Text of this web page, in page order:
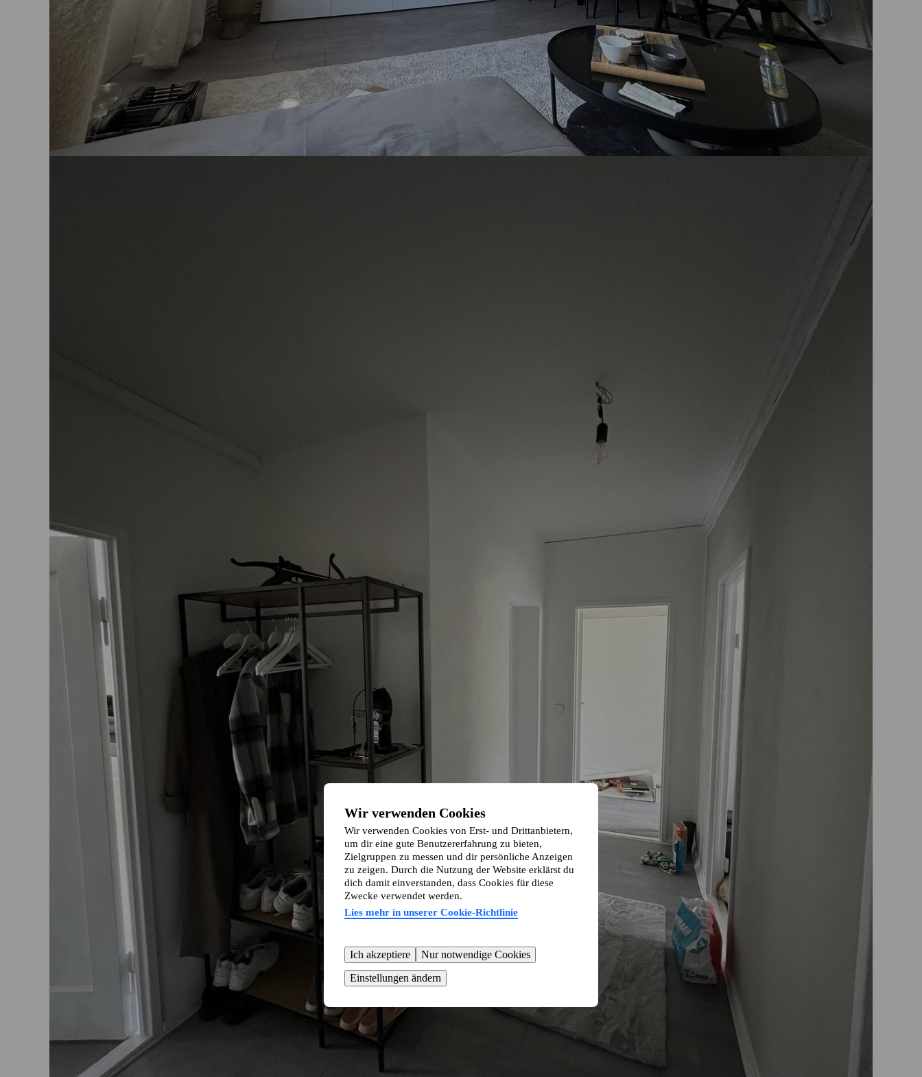
Wir verwenden Cookies
Wir verwenden Cookies von Erst- und Drittanbietern,
um dir eine gute Benutzererfahrung zu bieten,
Zielgruppen zu messen und dir persönliche Anzeigen
zu zeigen. Durch die Nutzung der Website erklärst du
dich damit einverstanden, dass Cookies für diese
Zwecke verwendet werden.
Lies mehr in unserer Cookie-Richtlinie
Ich akzeptiere
Nur notwendige Cookies
Einstellungen ändern